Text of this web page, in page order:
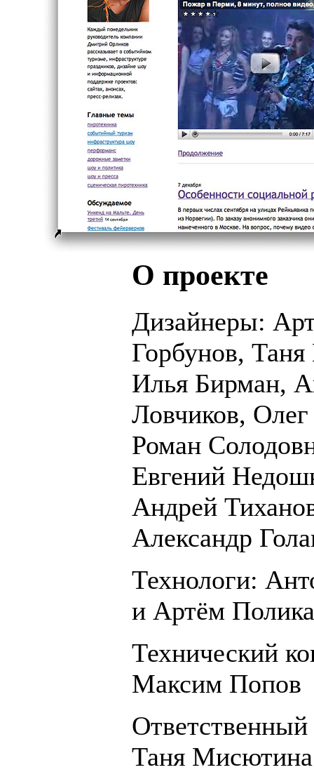
О проекте
Дизайнеры:
Горбунов,
Илья Бирман,
Ловчиков, Олег
Роман
Евгений
Андрей
Александр
Технологи:
и Артём
Технический
Максим Попов
Ответственный
Таня Мисютина